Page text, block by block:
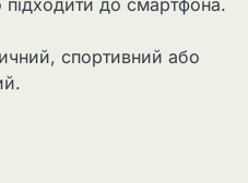
спортивний або